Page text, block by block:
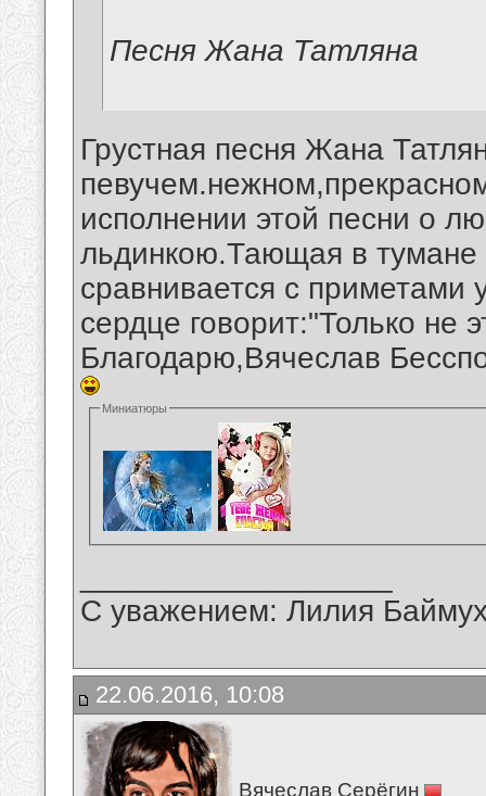
Песня Жана Татляна
Грустная песня Жана
исполнении этой песни о
льдинкою.Тающая в
сравнивается с
сердце говорит:"Только не
Благодарю,Вячеслав
Миниатюры
С уважением: Лилия
22.06.2016, 10:08
Вячеслав Серёгин